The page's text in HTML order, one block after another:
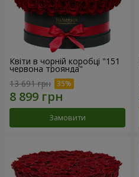
Квіти в чорній коробці "151
червона троянда"
13 691 грн
Замовити